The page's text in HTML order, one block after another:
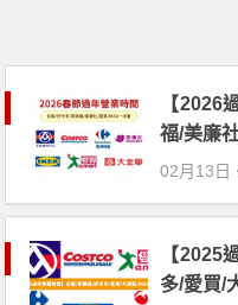
【2026
福/美廉
02月13日
【2025
多/愛買/